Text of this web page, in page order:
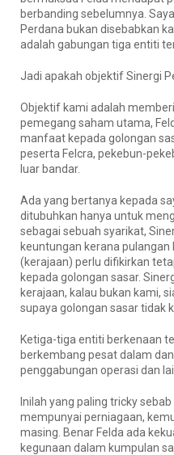
berbanding sebelumnya.
Perdana bukan disebabkan
adalah gabungan tiga entiti
Jadi apakah objektif Sinergi
Objektif kami adalah
pemegang saham utama,
manfaat kepada golongan
peserta Felcra, pekebun-
luar bandar.
Ada yang bertanya kepada
ditubuhkan hanya untuk
sebagai sebuah syarikat,
keuntungan kerana
(kerajaan) perlu difikirkan
kepada golongan sasar.
kerajaan, kalau bukan kami,
supaya golongan sasar tidak
Ketiga-tiga entiti berkenaan
berkembang pesat dalam
penggabungan operasi dan
Inilah yang paling tricky
mempunyai perniagaan,
masing. Benar Felda ada
kegunaan dalam kumpulan